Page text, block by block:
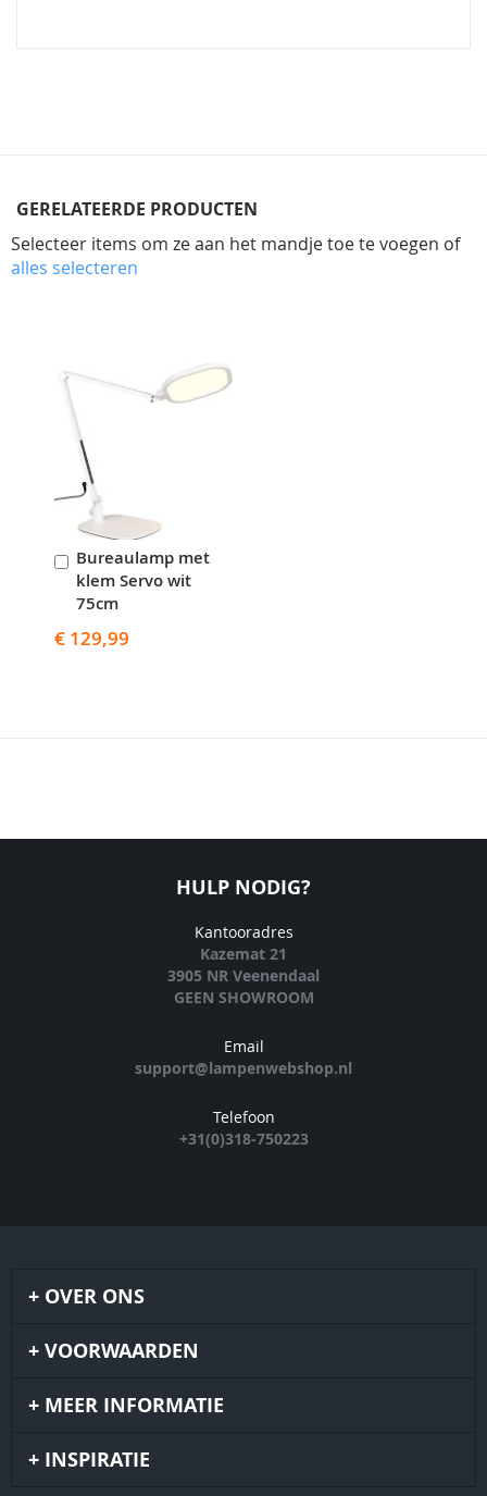
GERELATEERDE PRODUCTEN
Selecteer items om ze aan het mandje toe te voegen of
alles selecteren
Bureaulamp met
klem Servo wit
75cm
€ 129,99
In
Winkelwagen
HULP NODIG?
Kantooradres
Kazemat 21
3905 NR Veenendaal
GEEN SHOWROOM
Email
support@lampenwebshop.nl
Telefoon
+31(0)318-750223
OVER ONS
VOORWAARDEN
MEER INFORMATIE
INSPIRATIE